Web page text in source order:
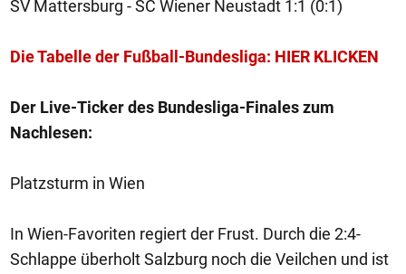
SV Mattersburg - SC Wiener Neustadt 1:1 (0:1)
Die Tabelle der Fußball-Bundesliga: HIER KLICKEN
Der Live-Ticker des Bundesliga-Finales zum
Nachlesen:
Platzsturm in Wien
In Wien-Favoriten regiert der Frust. Durch die 2:4-
Schlappe überholt Salzburg noch die Veilchen und ist